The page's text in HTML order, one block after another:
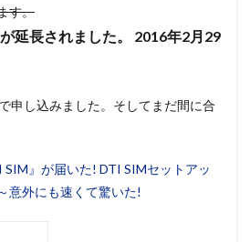
す。
延長されました。 2016年2月29
申し込みました。そしてまだ間に合
』が届いた! DTI SIMセットアッ
意外にも速くて驚いた!